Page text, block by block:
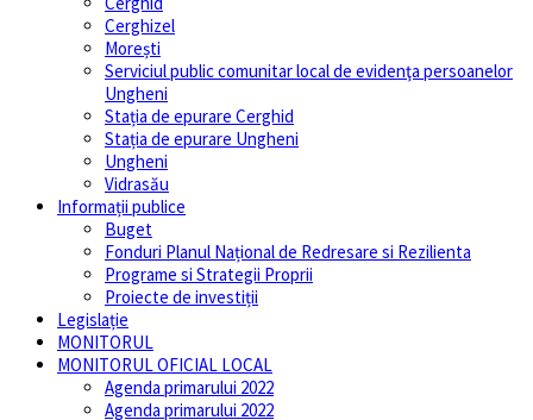
Cerghizel
Morești
Serviciul public comunitar local de evidenţa persoanelor
Ungheni
Stația de epurare Cerghid
Stația de epurare Ungheni
Ungheni
Vidrasău
Informații publice
Buget
Fonduri Planul Național de Redresare si Rezilienta
Programe si Strategii Proprii
Proiecte de investiții
Legislație
MONITORUL
MONITORUL OFICIAL LOCAL
Agenda primarului 2022
Agenda primarului 2022